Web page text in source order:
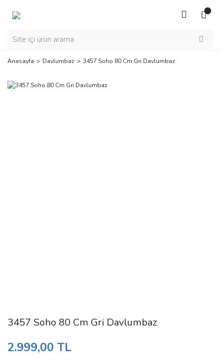
Anasayfa Davlumbaz 3457 Soho 80 Cm Gri Davlumbaz
3457 Soho 80 Cm Gri Davlumbaz
2.999,00 TL